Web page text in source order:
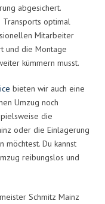
abgesichert.
Transports optimal
Mitarbeiter
und die Montage
kümmern musst.
bieten wir auch eine
Umzug noch
die
oder die Einlagerung
möchtest. Du kannst
reibungslos und
Schmitz Mainz